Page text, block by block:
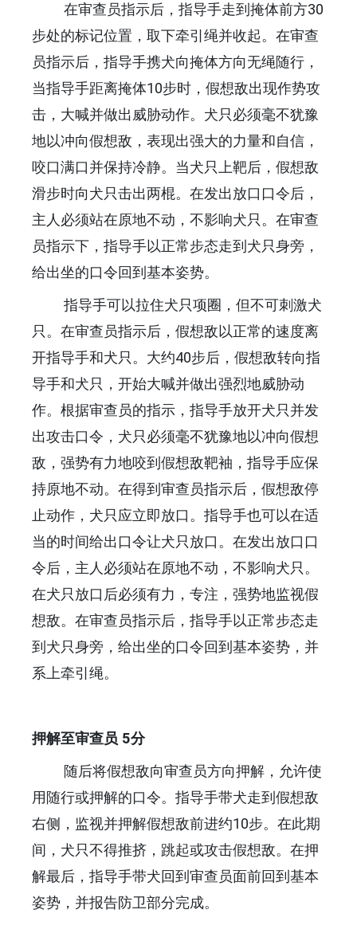
在审查员指示后，指导手走到掩体前方30
步处的标记位置，取下牵引绳并收起。在审查
员指示后，指导手携犬向掩体方向无绳随行，
当指导手距离掩体10步时，假想敌出现作势攻
击，大喊并做出威胁动作。犬只必须毫不犹豫
地以冲向假想敌，表现出强大的力量和自信，
咬口满口并保持冷静。当犬只上靶后，假想敌
滑步时向犬只击出两棍。在发出放口口令后，
主人必须站在原地不动，不影响犬只。在审查
员指示下，指导手以正常步态走到犬只身旁，
给出坐的口令回到基本姿势。
指导手可以拉住犬只项圈，但不可刺激犬
只。在审查员指示后，假想敌以正常的速度离
开指导手和犬只。大约40步后，假想敌转向指
导手和犬只，开始大喊并做出强烈地威胁动
作。根据审查员的指示，指导手放开犬只并发
出攻击口令，犬只必须毫不犹豫地以冲向假想
敌，强势有力地咬到假想敌靶袖，指导手应保
持原地不动。在得到审查员指示后，假想敌停
止动作，犬只应立即放口。指导手也可以在适
当的时间给出口令让犬只放口。在发出放口口
令后，主人必须站在原地不动，不影响犬只。
在犬只放口后必须有力，专注，强势地监视假
想敌。在审查员指示后，指导手以正常步态走
到犬只身旁，给出坐的口令回到基本姿势，并
系上牵引绳。
押解至审查员 5分
随后将假想敌向审查员方向押解，允许使
用随行或押解的口令。指导手带犬走到假想敌
右侧，监视并押解假想敌前进约10步。在此期
间，犬只不得推挤，跳起或攻击假想敌。在押
解最后，指导手带犬回到审查员面前回到基本
姿势，并报告防卫部分完成。